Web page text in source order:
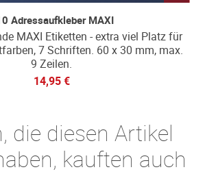
Adressaufkleber MAXI
MAXI Etiketten - extra viel Platz für
7 Schriften. 60 x 30 mm, max.
9 Zeilen.
14,95 €
die diesen Artikel
kauften auch